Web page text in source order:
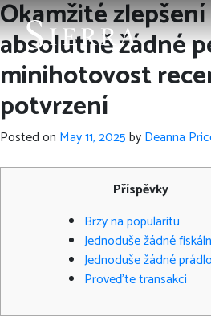
Okamžité
absolutně žádné
minihotovost
potvrzení
Posted on May 11, 2025byDeanna
Příspěvky
Brzy na popularitu
Jednoduše žádné
Jednoduše žádné prádlo
Proveďte transakci